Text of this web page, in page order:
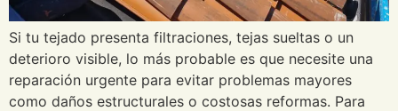
Si tu tejado presenta filtraciones, tejas sueltas o un
deterioro visible, lo más probable es que necesite una
reparación urgente para evitar problemas mayores
como daños estructurales o costosas reformas. Para